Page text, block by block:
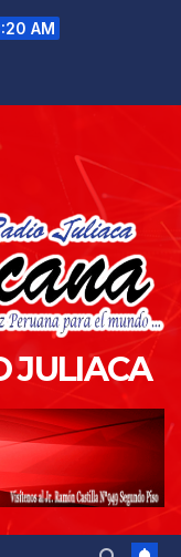
AM
JULIACA